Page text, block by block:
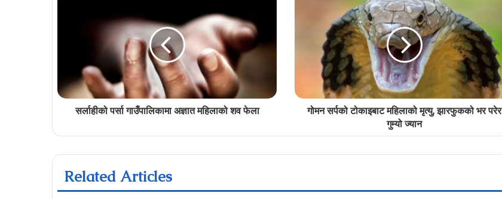
सर्लाहीको पर्सा गाउँपालिकामा अज्ञात महिलाको शव फेला
गोमन सर्पको टोकाइबाट महिलाको मृत्यु, झारफुकको भर परेर
गुम्यो ज्यान
Related Articles